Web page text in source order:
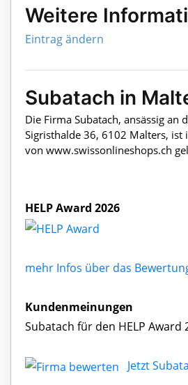
Weitere
Eintrag ändern
Subatach in
Die Firma Subatach, ansässig an
Sigristhalde 36, 6102 Malters, ist
von www.swissonlineshops.ch
HELP Award 2026
mehr Infos über das
Kundenmeinungen
Subatach für den HELP Award
Jetzt